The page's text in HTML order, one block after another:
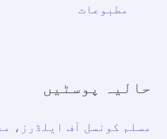
مطبوعات
حالیہ پوسٹیں
مسلم کونسل آف ایلڈرز،